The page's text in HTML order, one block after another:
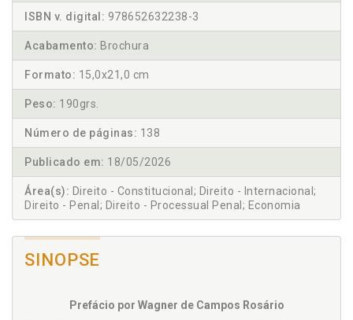
ISBN v. digital: 978652632238-3
Acabamento: Brochura
Formato: 15,0x21,0 cm
Peso: 190grs.
Número de páginas: 138
Publicado em: 18/05/2026
Área(s): Direito - Constitucional; Direito - Internacional;
Direito - Penal; Direito - Processual Penal; Economia
SINOPSE
Prefácio por Wagner de Campos Rosário